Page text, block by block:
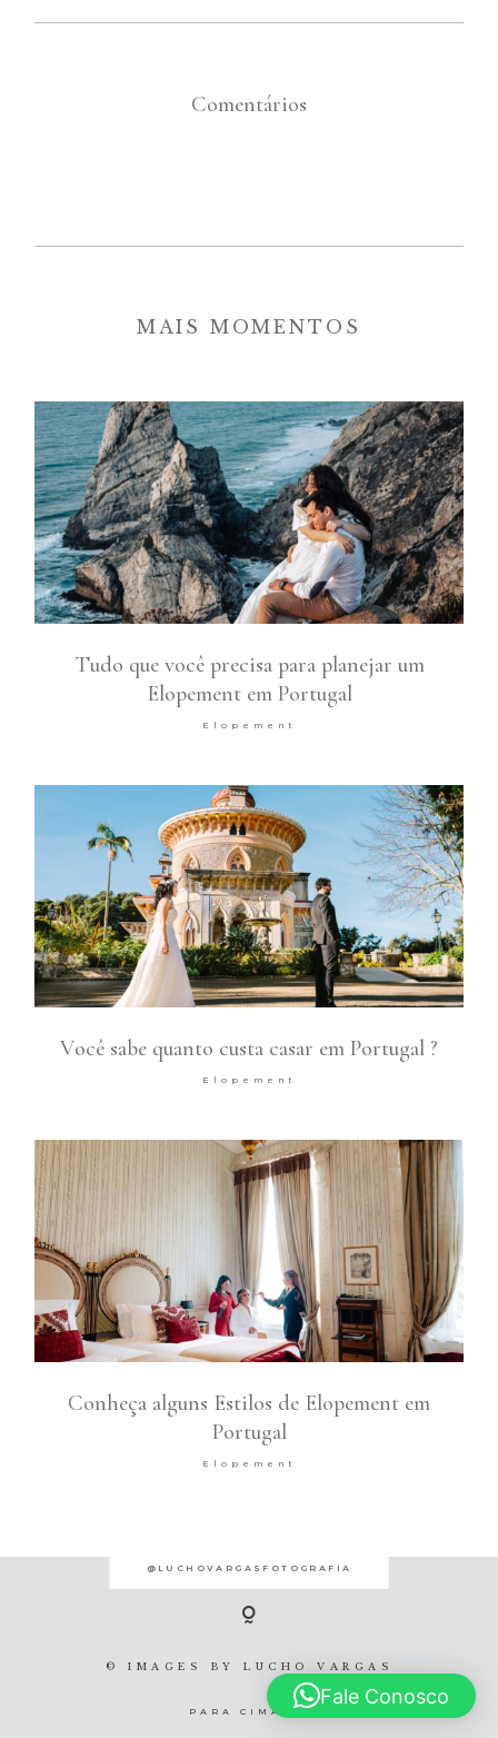
Comentários
MAIS MOMENTOS
Tudo que você precisa para planejar um
Elopement em Portugal
Elopement
Você sabe quanto custa casar em Portugal ?
Elopement
Conheça alguns Estilos de Elopement em
Portugal
Elopement
@LUCHOVARGASFOTOGRAFIA
© IMAGES BY LUCHO VARGAS
PARA CIMA
Fale Conosco